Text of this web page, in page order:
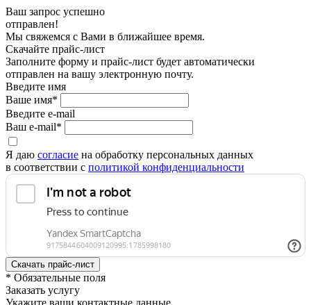
Ваш запрос успешно
отправлен!
Мы свяжемся с Вами в ближайшее время.
Скачайте прайс-лист
Заполните форму и прайс-лист будет автоматически
отправлен на вашу электронную почту.
Введите имя
Ваше имя*
Введите e-mail
Ваш e-mail*
Я даю согласие на обработку персональных данных
в соответствии с политикой конфиденциальности
* Обязательные поля
Заказать услугу
Укажите ваши контактные данные